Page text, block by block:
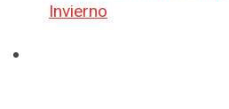
Invierno